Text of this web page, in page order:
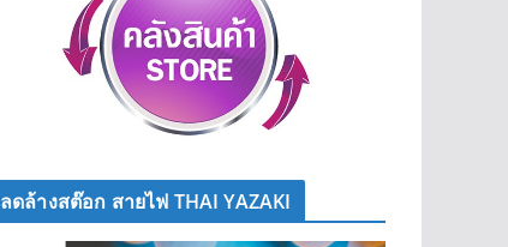
ลดล้างสต๊อก สายไฟ THAI YAZAKI